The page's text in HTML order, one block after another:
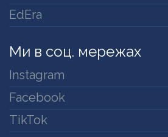
EdEra
Ми в соц. мережах
Instagram
Facebook
TikTok